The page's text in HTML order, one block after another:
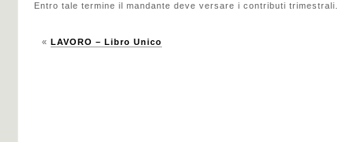
Entro tale termine il mandante deve versare i contributi trimestrali.
« LAVORO – Libro Unico